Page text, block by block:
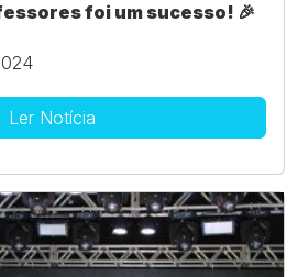
foi um sucesso! 🎉
Ler Notícia